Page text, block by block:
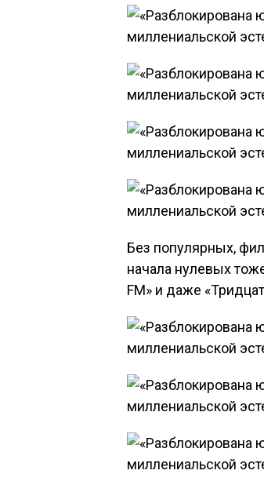
Без популярных,
начала нулевых
FM» и даже